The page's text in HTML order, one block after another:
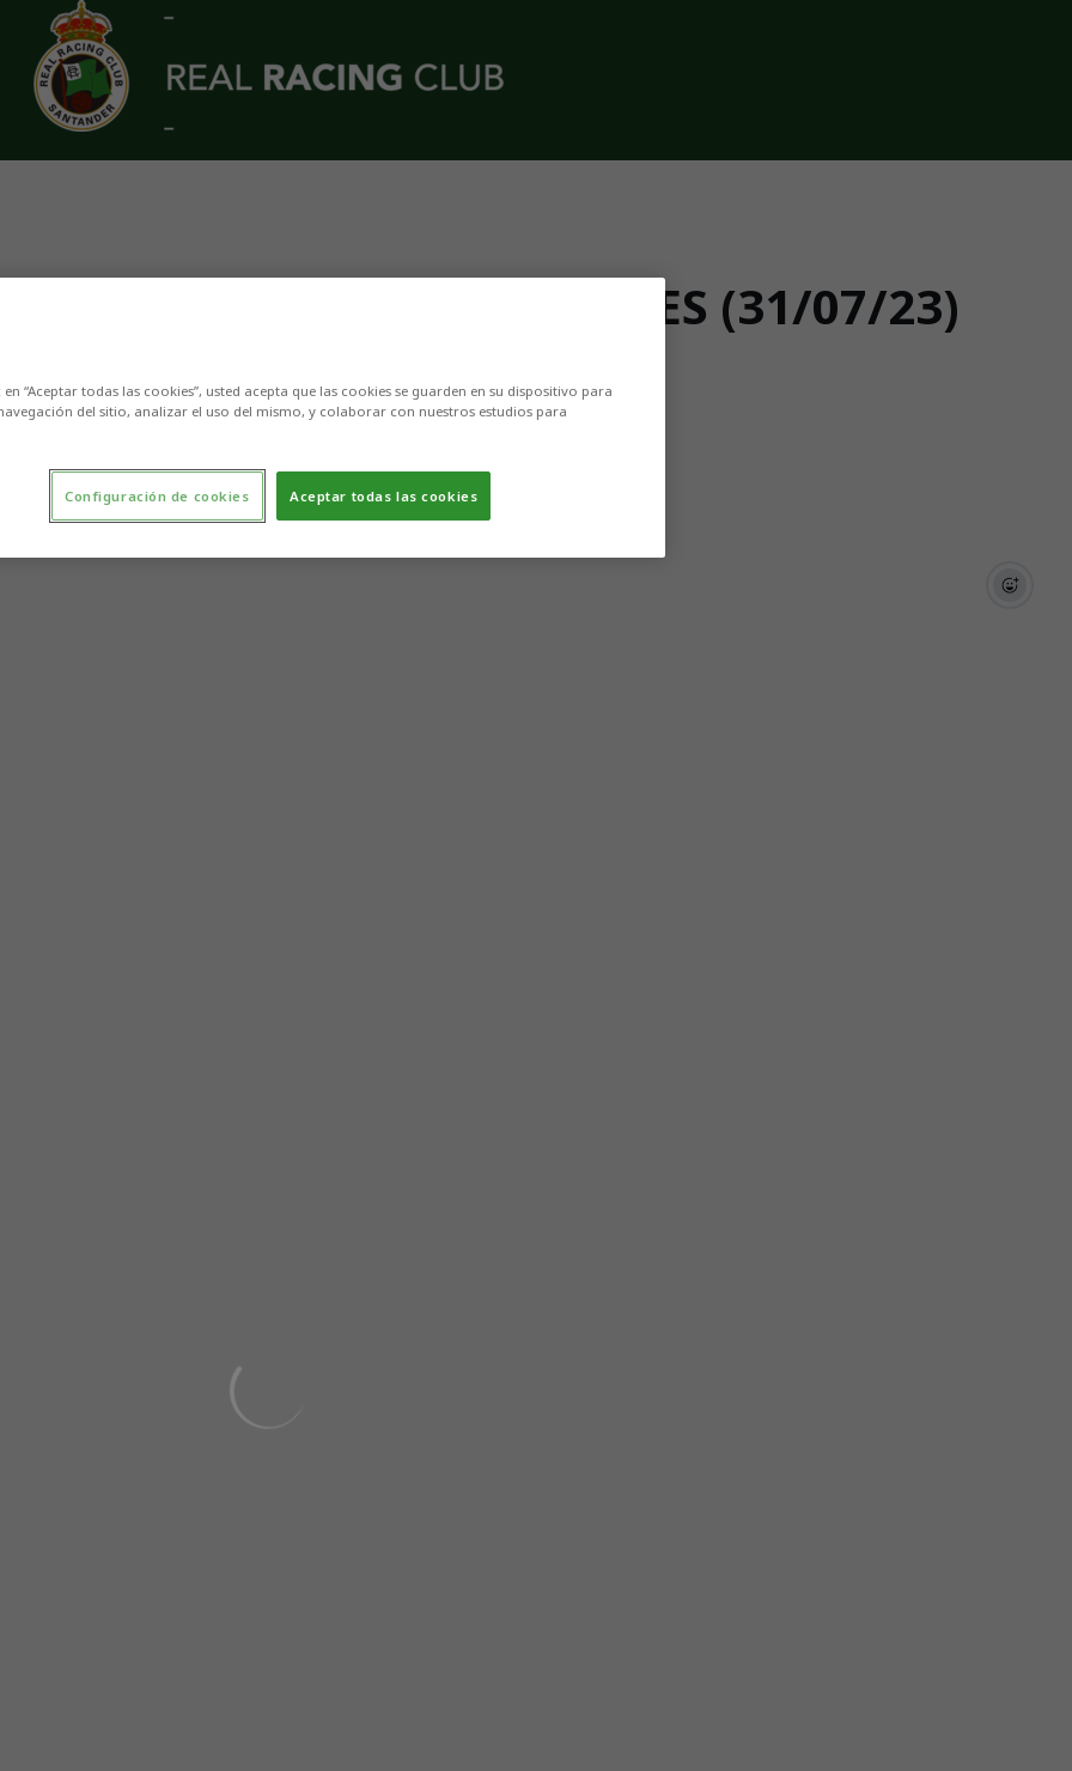
Y PATROCINADORES (31/07/23)
“Aceptar todas las cookies”, usted acepta que las cookies se guarden en su dispositivo para
del sitio, analizar el uso del mismo, y colaborar con nuestros estudios para
Aceptar todas las cookies
Configuración de cookies